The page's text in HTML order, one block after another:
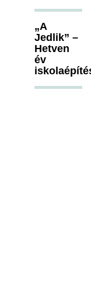
„A
Jedlik” –
Hetven
év